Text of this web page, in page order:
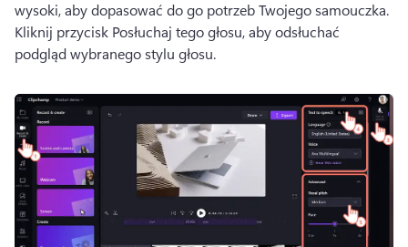
Kliknij przycisk Posłuchaj tego głosu, aby odsłuchać
podgląd wybranego stylu głosu.